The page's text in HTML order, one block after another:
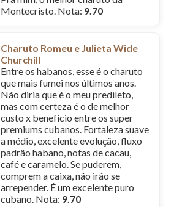
Montecristo. Nota: 9.70
Charuto Romeu e Julieta Wide
Churchill
Entre os habanos, esse é o charuto
que mais fumei nos últimos anos.
Não diria que é o meu predileto,
mas com certeza é o de melhor
custo x benefício entre os super
premiums cubanos. Fortaleza suave
a médio, excelente evolução, fluxo
padrão habano, notas de cacau,
café e caramelo. Se puderem,
comprem a caixa, não irão se
arrepender. É um excelente puro
cubano. Nota: 9.70